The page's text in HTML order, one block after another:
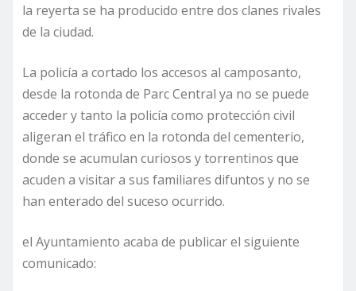
la reyerta se ha producido entre dos clanes rivales
de la ciudad.
La policía a cortado los accesos al camposanto,
desde la rotonda de Parc Central ya no se puede
acceder y tanto la policía como protección civil
aligeran el tráfico en la rotonda del cementerio,
donde se acumulan curiosos y torrentinos que
acuden a visitar a sus familiares difuntos y no se
han enterado del suceso ocurrido.
el Ayuntamiento acaba de publicar el siguiente
comunicado: